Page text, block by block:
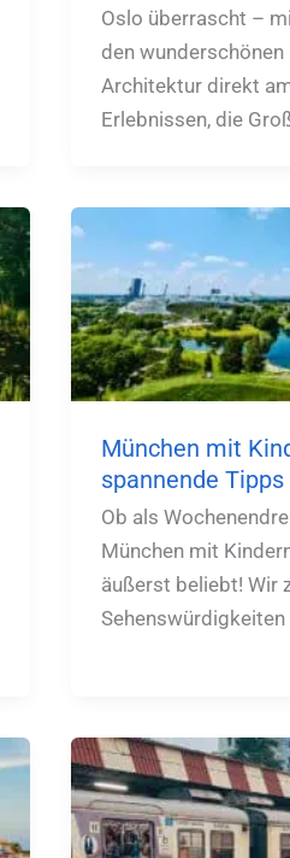
Oslo überrascht –
den
Architektur direkt
Erlebnissen, die
München mit
spannende
Ob als
München mit
äußerst beliebt! Wir